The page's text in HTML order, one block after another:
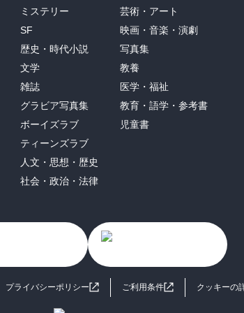
ミステリー
SF
歴史・時代小説
文学
雑誌
グラビア写真集
ボーイズラブ
ティーンズラブ
人文・思想・歴史
社会・政治・法律
芸術・アート
映画・音楽・演劇
写真集
教養
医学・福祉
教育・語学・参考書
児童書
プライバシーポリシー ご利用条件 クッキーの